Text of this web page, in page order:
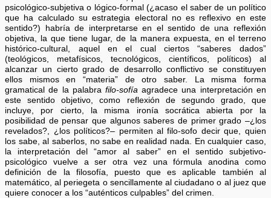
psicológico-subjetiva o lógico-formal (¿acaso el saber de un político
que ha calculado su estrategia electoral no es reflexivo en este
sentido?) habría de interpretarse en el sentido de una reflexión
objetiva, la que tiene lugar, de la manera expuesta, en el terreno
histórico-cultural, aquel en el cual ciertos “saberes dados”
(teológicos, metafísicos, tecnológicos, científicos, políticos) al
alcanzar un cierto grado de desarrollo conflictivo se constituyen
ellos mismos en “materia” de otro saber. La misma forma
gramatical de la palabra filo-sofía agradece una interpretación en
este sentido objetivo, como reflexión de segundo grado, que
incluye, por cierto, la misma ironía socrática abierta por la
posibilidad de pensar que algunos saberes de primer grado –¿los
revelados?, ¿los políticos?– permiten al filo-sofo decir que, quien
los sabe, al saberlos, no sabe en realidad nada. En cualquier caso,
la interpretación del “amor al saber” en el sentido subjetivo-
psicológico vuelve a ser otra vez una fórmula anodina como
definición de la filosofía, puesto que es aplicable también al
matemático, al periegeta o sencillamente al ciudadano o al juez que
quiere conocer a los “auténticos culpables” del crimen.